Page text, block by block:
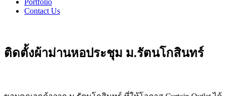
Contact Us
ติดตั้งผ้าม่านหอประชุม ม.รัตนโกสินทร์